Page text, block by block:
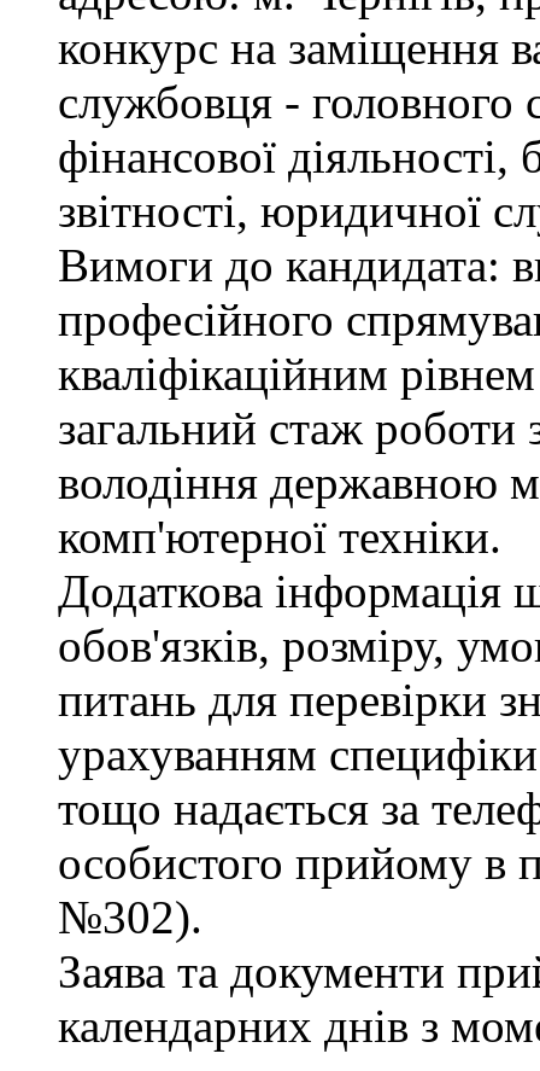
конкурс на заміщення
службовця - головного
фінансової діяльності,
звітності, юридичної
Вимоги до кандидата:
професійного
кваліфікаційним
загальний стаж
володіння державною
комп'ютерної техніки.
Додаткова інформація
обов'язків, розміру,
питань для перевірки
урахуванням
тощо надається за
особистого прийому в
№302).
Заява та документи
календарних днів з